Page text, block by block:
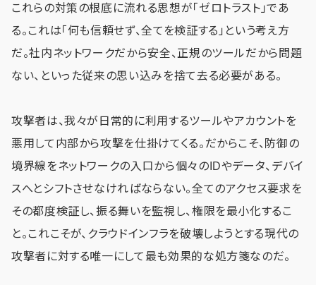
これらの対策の根底に流れる思想が「ゼロトラスト」であ
る。これは「何も信頼せず、全てを検証する」という考え方
だ。社内ネットワークだから安全、正規のツールだから問題
ない、といった従来の思い込みを捨て去る必要がある。
攻撃者は、我々が日常的に利用するツールやアカウントを
悪用して内部から攻撃を仕掛けてくる。だからこそ、防御の
境界線をネットワークの入口から個々のIDやデータ、デバイ
スへとシフトさせなければならない。全てのアクセス要求を
その都度検証し、振る舞いを監視し、権限を最小化するこ
と。これこそが、クラウドインフラを破壊しようとする現代の
攻撃者に対する唯一にして最も効果的な処方箋なのだ。